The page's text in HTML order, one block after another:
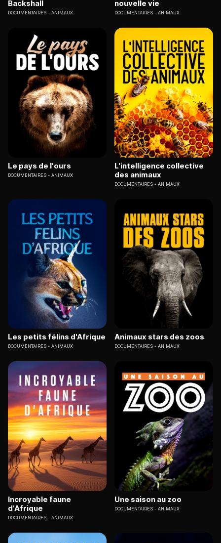
Backshall
DOCUMENTAIRES ANIMAUX
nouvelle vie
DOCUMENTAIRES ANIMAUX
Le pays de l'ours
DOCUMENTAIRES ANIMAUX
L'intelligence collective
des animaux
DOCUMENTAIRES ANIMAUX
Les petits félins d'Afrique
DOCUMENTAIRES ANIMAUX
Animaux stars des zoos
DOCUMENTAIRES ANIMAUX
Incroyable faune
d'Afrique
DOCUMENTAIRES ANIMAUX
Une saison au zoo
DOCUMENTAIRES ANIMAUX